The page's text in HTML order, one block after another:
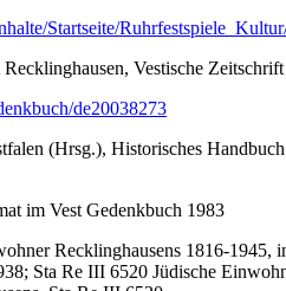
Startseite/
Vestische
de20038273
(Hrsg.), Historisches
im Vest Gedenkbuch 1983
Recklinghausens 1816-
Sta Re III 6520 Jüdische